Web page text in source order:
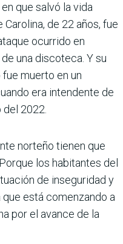
que salvó la vida
de 22 años, fue
ocurrido en
una discoteca. Y su
muerto en un
era intendente de
2022.
nor­teño tienen que
los habitantes del
de inseguridad y
está comenzando a
por el avance de la